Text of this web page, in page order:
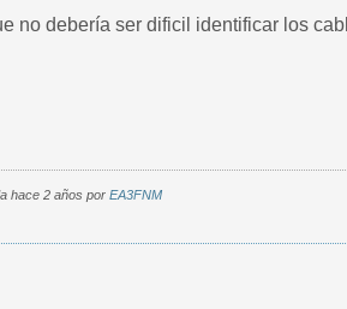
no debería ser dificil identificar los
hace 2 años por EA3FNM